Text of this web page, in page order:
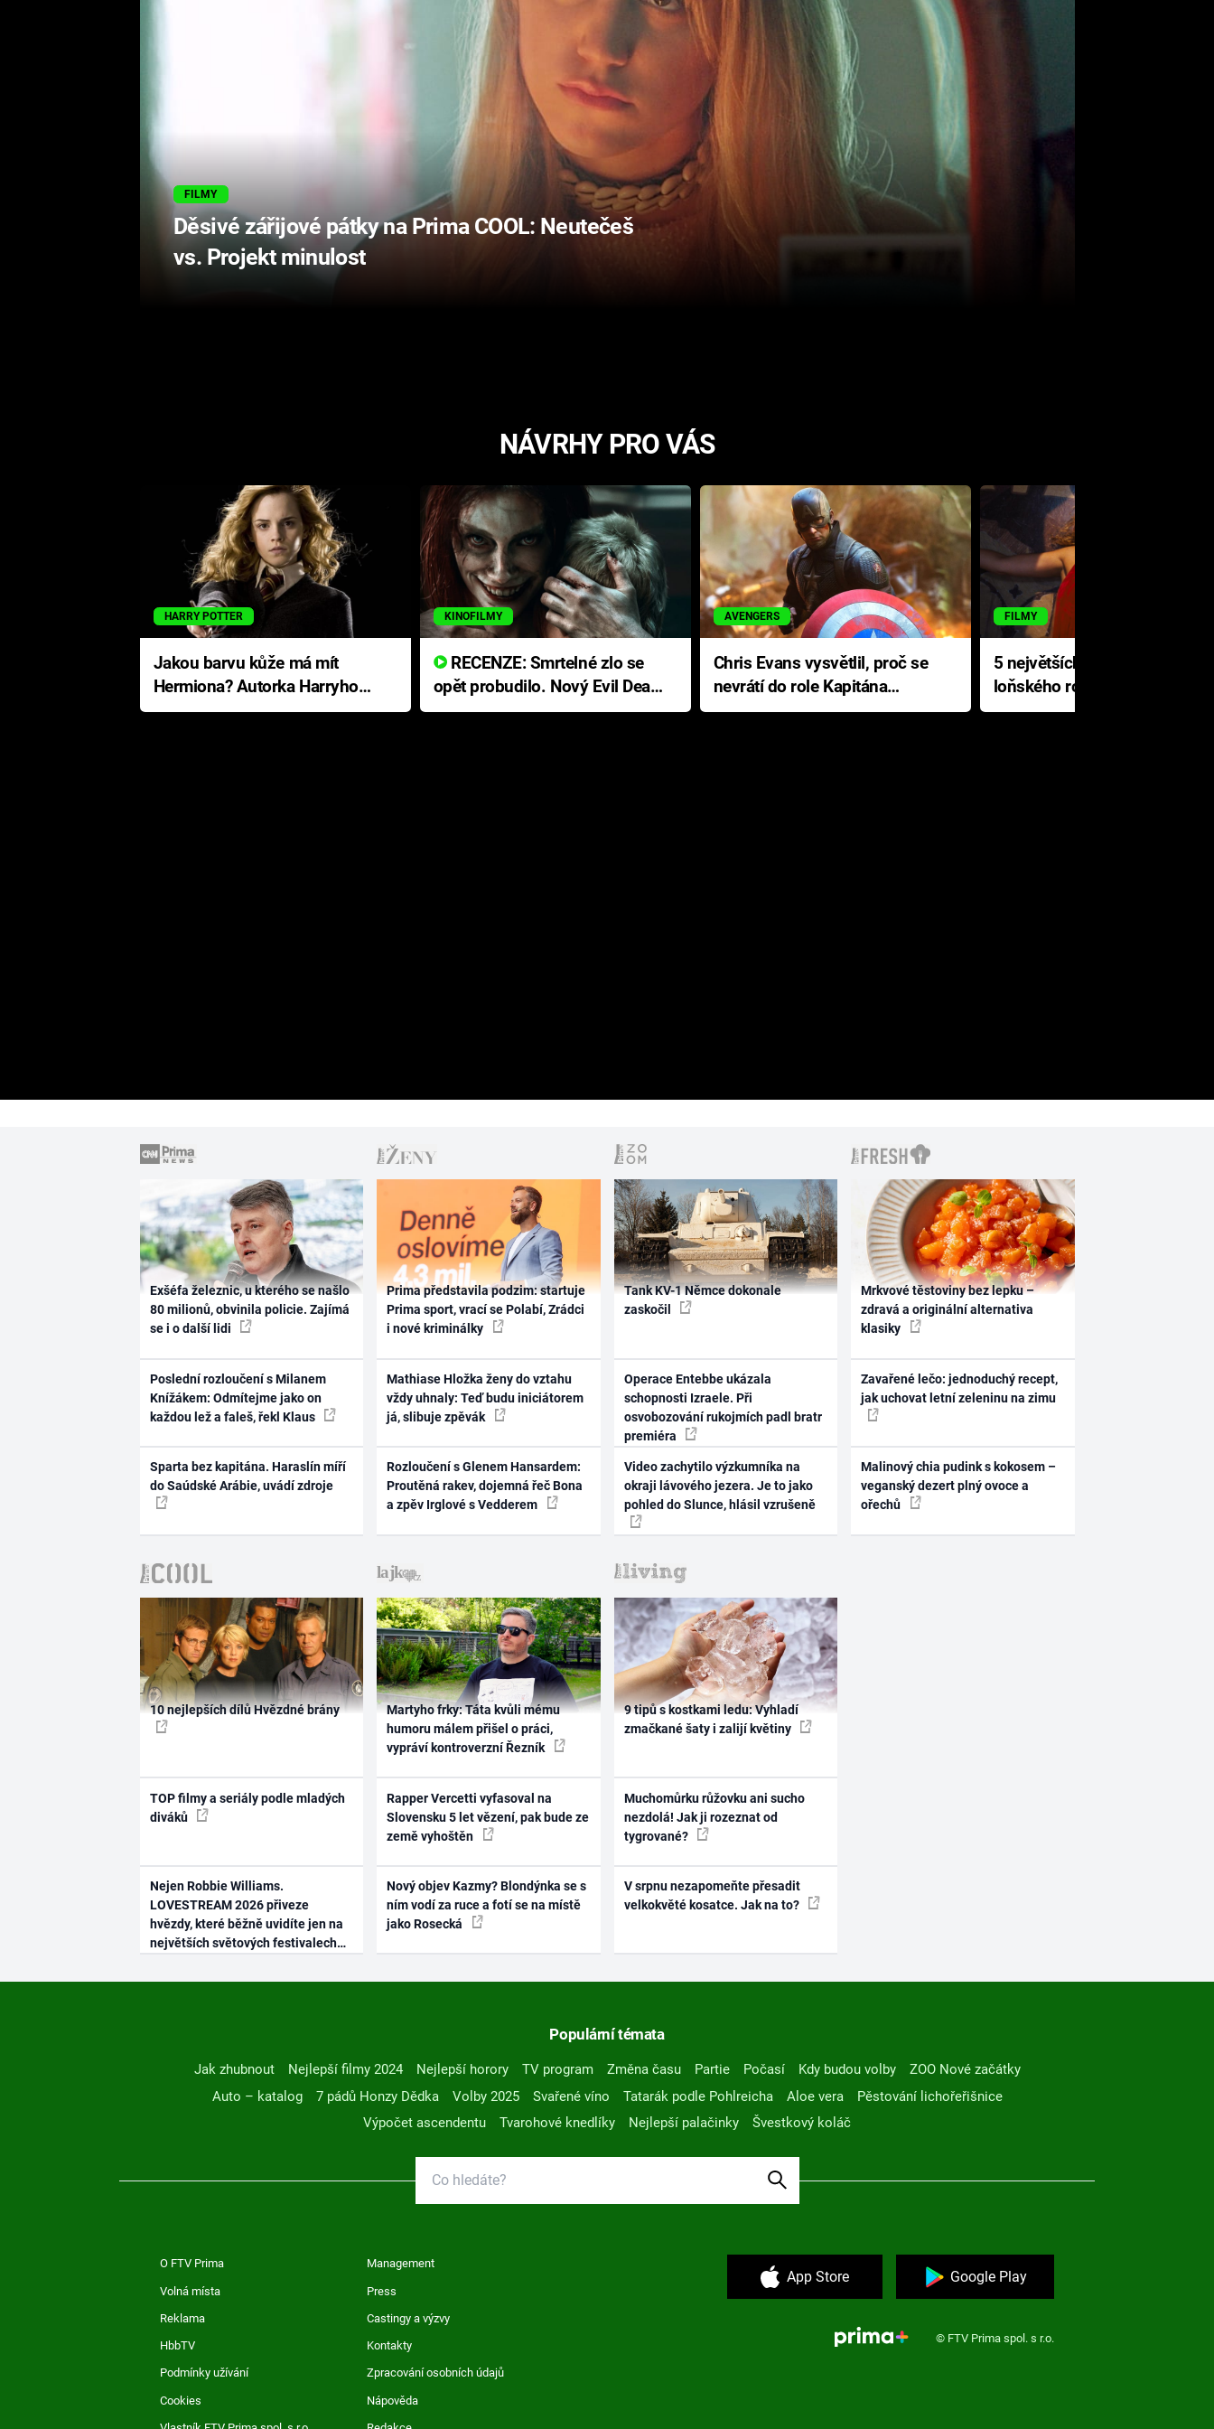
FILMY
Děsivé zářijové pátky na Prima COOL: Neutečeš
vs. Projekt minulost
NÁVRHY PRO VÁS
HARRY POTTER
Jakou barvu kůže má mít
Hermiona? Autorka Harryho
Pottera přišla s ráznou
KINOFILMY
RECENZE: Smrtelné zlo se
opět probudilo. Nový Evil Dead
přichází s neodolatelnou
AVENGERS
Chris Evans vysvětlil, proč se
nevrátí do role Kapitána
Ameriky
FILMY
5 největších propadáků
loňského roku: Disney na
jediné katastrofě prodělal 200
Exšéfa železnic, u kterého se našlo
80 milionů, obvinila policie. Zajímá
se i o další lidi
Poslední rozloučení s Milanem
Knížákem: Odmítejme jako on
každou lež a faleš, řekl Klaus
Sparta bez kapitána. Haraslín míří
do Saúdské Arábie, uvádí zdroje
Prima představila podzim: startuje
Prima sport, vrací se Polabí, Zrádci
i nové kriminálky
Mathiase Hložka ženy do vztahu
vždy uhnaly: Teď budu iniciátorem
já, slibuje zpěvák
Rozloučení s Glenem Hansardem:
Proutěná rakev, dojemná řeč Bona
a zpěv Irglové s Vedderem
Tank KV-1 Němce dokonale
zaskočil
Operace Entebbe ukázala
schopnosti Izraele. Při
osvobozování rukojmích padl bratr
premiéra
Video zachytilo výzkumníka na
okraji lávového jezera. Je to jako
pohled do Slunce, hlásil vzrušeně
Mrkvové těstoviny bez lepku –
zdravá a originální alternativa
klasiky
Zavařené lečo: jednoduchý recept,
jak uchovat letní zeleninu na zimu
Malinový chia pudink s kokosem –
veganský dezert plný ovoce a
ořechů
10 nejlepších dílů Hvězdné brány
TOP filmy a seriály podle mladých
diváků
Nejen Robbie Williams.
LOVESTREAM 2026 přiveze
hvězdy, které běžně uvidíte jen na
největších světových festivalech
Martyho frky: Táta kvůli mému
humoru málem přišel o práci,
vypráví kontroverzní Řezník
Rapper Vercetti vyfasoval na
Slovensku 5 let vězení, pak bude ze
země vyhoštěn
Nový objev Kazmy? Blondýnka se s
ním vodí za ruce a fotí se na místě
jako Rosecká
9 tipů s kostkami ledu: Vyhladí
zmačkané šaty i zalijí květiny
Muchomůrku růžovku ani sucho
nezdolá! Jak ji rozeznat od
tygrované?
V srpnu nezapomeňte přesadit
velkokvěté kosatce. Jak na to?
Populární témata
Jak zhubnout Nejlepší filmy 2024 Nejlepší horory TV program Změna času Partie Počasí Kdy budou volby
ZOO Nové začátky
Auto – katalog
7 pádů Honzy Dědka Volby 2025 Svařené víno Tatarák podle Pohlreicha Aloe vera
Pěstování lichořeřišnice
Výpočet ascendentu
Tvarohové knedlíky Nejlepší palačinky Švestkový koláč
O FTV Prima Management
Volná místa Press
Reklama Castingy a výzvy
HbbTV Kontakty
Podmínky užívání Zpracování osobních údajů
Cookies Nápověda
App Store Google Play
© FTV Prima spol. s r.o.